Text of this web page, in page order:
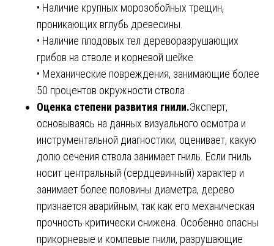
• Наличие крупных морозобойных трещин,
проникающих вглубь древесины.
• Наличие плодовых тел дереворазрушающих
грибов на стволе и корневой шейке.
• Механические повреждения, занимающие более
50 процентов окружности ствола .
Оценка степени развития гнили.Эксперт,
основываясь на данных визуального осмотра и
инструментальной диагностики, оценивает, какую
долю сечения ствола занимает гниль. Если гниль
носит центральный (сердцевинный) характер и
занимает более половины диаметра, дерево
признается аварийным, так как его механическая
прочность критически снижена. Особенно опасны
прикорневые и комлевые гнили, разрушающие